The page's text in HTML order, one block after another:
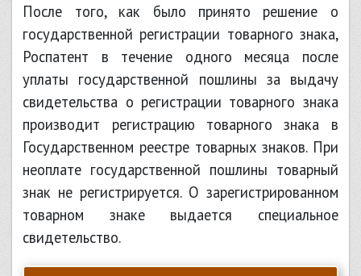
После того, как было принято решение о
государственной регистрации товарного знака,
Роспатент в течение одного месяца после
уплаты государственной пошлины за выдачу
свидетельства о регистрации товарного знака
производит регистрацию товарного знака в
Государственном реестре товарных знаков. При
неоплате государственной пошлины товарный
знак не регистрируется. О зарегистрированном
товарном знаке выдается специальное
свидетельство.